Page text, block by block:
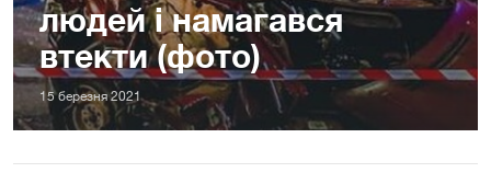
людей і намагався
втекти (фото)
15 березня 2021